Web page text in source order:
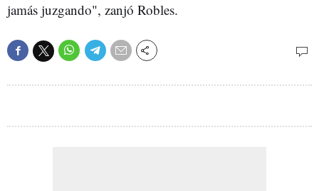
jamás juzgando", zanjó Robles.